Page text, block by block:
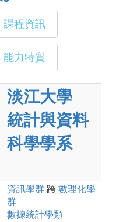
課程資訊
能力特質
淡江大學
統計與資料
科學學系
資訊學群 跨 數理化學
群
數據統計學類